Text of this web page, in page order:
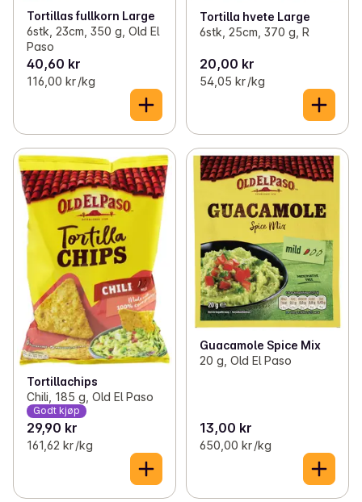
Tortillas fullkorn Large
6stk, 23cm, 350 g, Old El
Paso
40,60 kr
116,00 kr /kg
Tortilla hvete Large
6stk, 25cm, 370 g, R
20,00 kr
54,05 kr /kg
Tortillachips
Chili, 185 g, Old El Paso
Godt kjøp
29,90 kr
161,62 kr /kg
Guacamole Spice Mix
20 g, Old El Paso
13,00 kr
650,00 kr /kg